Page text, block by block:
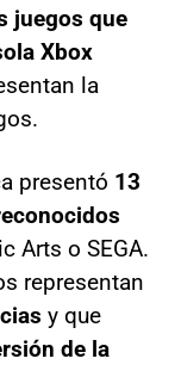
juegos que
Xbox
la
presentó 13
Arts o SEGA.
representan
y que
de la